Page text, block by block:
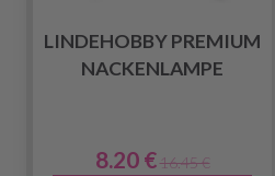
LINDEHOBBY PREMIUM
NACKENLAMPE
8.20 € 16.45 €